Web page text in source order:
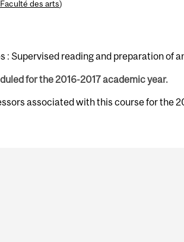
Faculté des arts)
: Supervised reading and preparation of
for the 2016-2017 academic year.
associated with this course for the